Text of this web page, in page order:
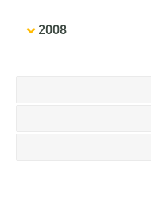
2008